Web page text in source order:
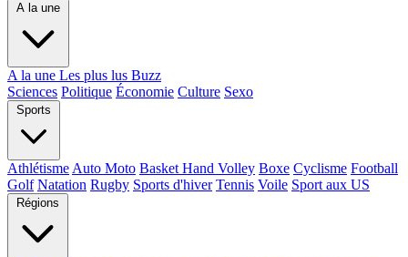
A la une
A la une Les plus lus Buzz
Sciences Politique Économie Culture Sexo
Sports
Athlétisme Auto Moto Basket Hand Volley Boxe Cyclisme Football
Golf Natation Rugby Sports d'hiver Tennis Voile Sport aux US
Régions